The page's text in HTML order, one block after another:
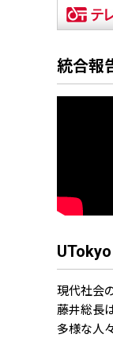
統合報
現代社会
藤井総長
多様な人